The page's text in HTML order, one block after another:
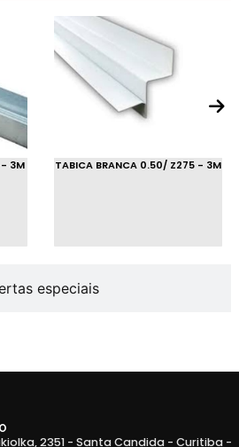
especiais
- 3M TABICA BRANCA 0.50/ Z275 - 3M
2351 - Santa Candida - Curitiba -